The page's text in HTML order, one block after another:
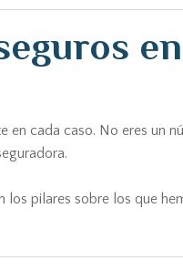
en
en cada caso. No eres un
los pilares sobre los que